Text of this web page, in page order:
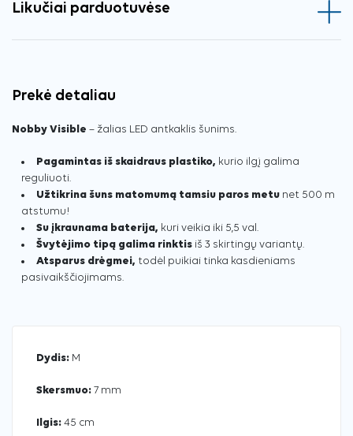
Likučiai parduotuvėse
Prekė detaliau
Nobby Visible – žalias LED antkaklis šunims.
Pagamintas iš skaidraus plastiko, kurio ilgį galima
reguliuoti.
Užtikrina šuns matomumą tamsiu paros metu net 500 m
atstumu!
Su įkraunama baterija, kuri veikia iki 5,5 val.
Švytėjimo tipą galima rinktis iš 3 skirtingų variantų.
Atsparus drėgmei, todėl puikiai tinka kasdieniams
pasivaikščiojimams.
Dydis: M
Skersmuo: 7 mm
Ilgis: 45 cm